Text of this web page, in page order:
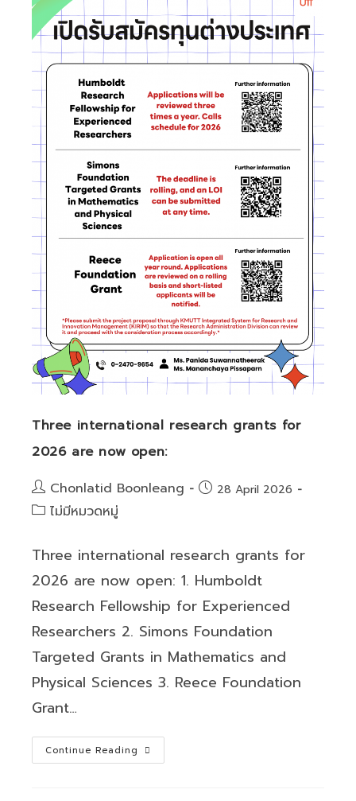
รับ
สมัคร
ทุน
พ.ศ.
2570
Three international research grants for
2026 are now open:
Post
author:
Chonlatid Boonleang
Post28 April 2026
Postไม่มีหมวดหมู่
Three international research grants for
2026 are now open: 1. Humboldt
Research Fellowship for Experienced
Researchers 2. Simons Foundation
Targeted Grants in Mathematics and
Physical Sciences 3. Reece Foundation
Grant…
Continue Reading
international